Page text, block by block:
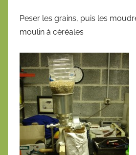
Peser les grains, puis les moudre
moulin à céréales